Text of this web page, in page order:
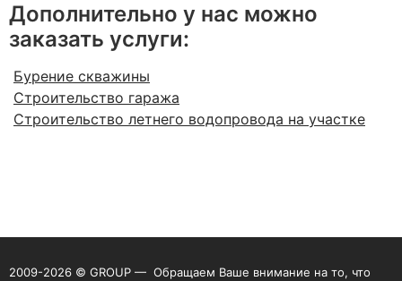
Дополнительно у нас можно
заказать услуги:
Бурение скважины
Строительство гаража
Строительство летнего водопровода на участке
2009-2026 © GROUP — Обращаем Ваше внимание на то, что